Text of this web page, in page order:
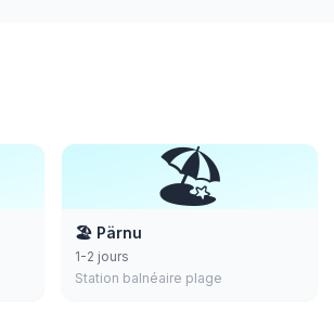
🏖️
🏖️ Pärnu
1-2 jours
Station balnéaire plage